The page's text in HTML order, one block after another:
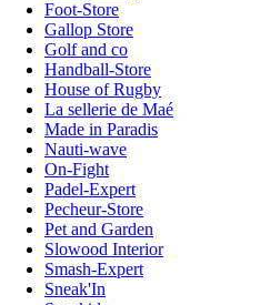
Foot-Store
Gallop Store
Golf and co
Handball-Store
House of Rugby
La sellerie de Maé
Made in Paradis
Nauti-wave
On-Fight
Padel-Expert
Pecheur-Store
Pet and Garden
Slowood Interior
Smash-Expert
Sneak'In